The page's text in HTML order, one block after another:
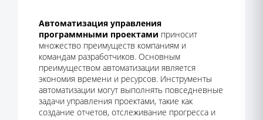
Автоматизация управления
программными проектами приносит
множество преимуществ компаниям и
командам разработчиков. Основным
преимуществом автоматизации является
экономия времени и ресурсов. Инструменты
автоматизации могут выполнять повседневные
задачи управления проектами, такие как
создание отчетов, отслеживание прогресса и